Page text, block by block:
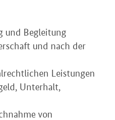
und Begleitung
und nach der
Leistungen
Unterhalt,
von